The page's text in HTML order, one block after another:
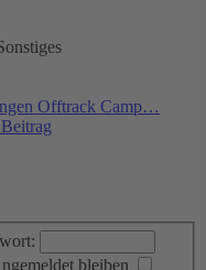
Offtrack Camp…
bleiben